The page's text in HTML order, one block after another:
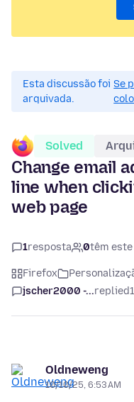
Esta discussão foi
arquivada.
Se
Solved
Change email
line when
web page
1resposta 0têm
Firefox
jscher2000 -...replied
Oldneweng
10/10/25, 6:53 AM